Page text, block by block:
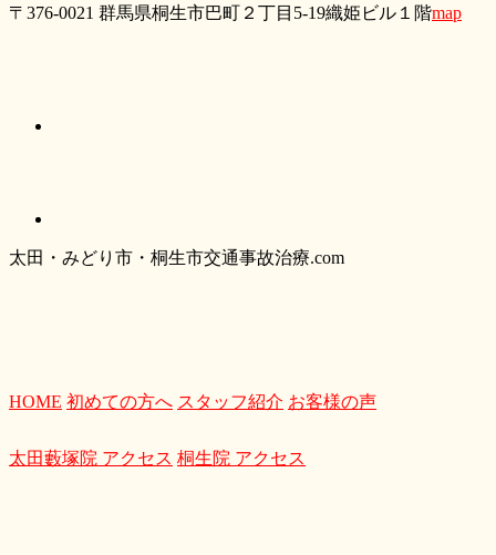
〒376-0021 群馬県桐生市巴町２丁目5‐19織姫ビル１階map
太田・ みどり 市・ 桐生市交通事故治療.com
HOME 初めての方へ スタッフ紹介 お客様の声
太田藪塚院 アクセス 桐生院 アクセス